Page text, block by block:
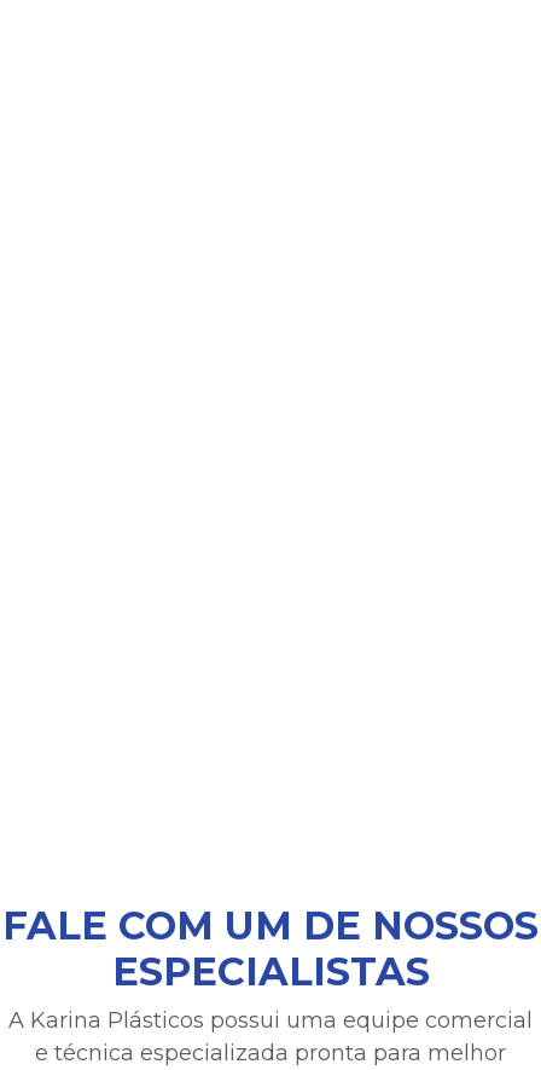
FALE COM UM DE NOSSOS
ESPECIALISTAS
A Karina Plásticos possui uma equipe comercial
e técnica especializada pronta para melhor